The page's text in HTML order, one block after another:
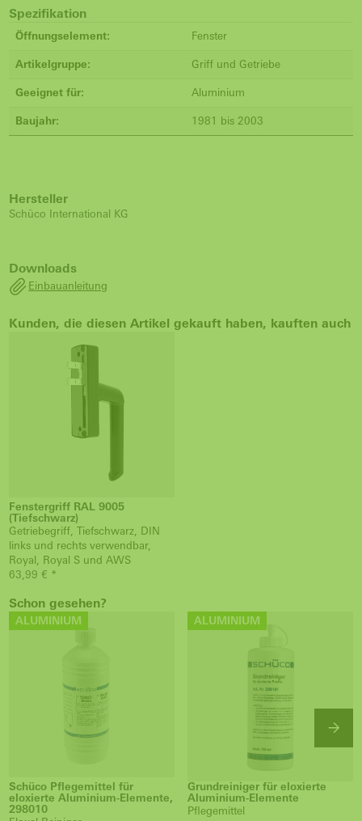
Spezifikation
Öffnungselement: Fenster
Artikelgruppe: Griff und Getriebe
Geeignet für: Aluminium
Baujahr: 1981 bis 2003
Hersteller
Schüco International KG
Downloads
Einbauanleitung
Kunden, die diesen Artikel gekauft haben, kauften auch
Fenstergriff RAL 9005
(Tiefschwarz)
Getriebegriff, Tiefschwarz, DIN
links und rechts verwendbar,
Royal, Royal S und AWS
63,99 € *
Schon gesehen?
ALUMINIUM
Schüco Pflegemittel für
eloxierte Aluminium-Elemente,
298010
ALUMINIUM
Grundreiniger für eloxierte
Aluminium-Elemente
Pflegemittel